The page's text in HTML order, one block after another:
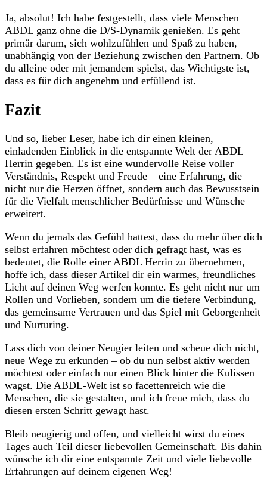
Ja, absolut! Ich habe festgestellt, dass viele Menschen
ABDL ganz ohne die D/S-Dynamik genießen. Es geht
primär darum, sich wohlzufühlen und Spaß zu haben,
unabhängig von der Beziehung zwischen den Partnern. Ob
du alleine oder mit jemandem spielst, das Wichtigste ist,
dass es für dich angenehm und erfüllend ist.
Fazit
Und so, lieber Leser, habe ich dir einen kleinen,
einladenden Einblick in die entspannte Welt der ABDL
Herrin gegeben. Es ist eine wundervolle Reise voller
Verständnis, Respekt und Freude – eine Erfahrung, die
nicht nur die Herzen öffnet, sondern auch das Bewusstsein
für die Vielfalt menschlicher Bedürfnisse und Wünsche
erweitert.
Wenn du jemals das Gefühl hattest, dass du mehr über dich
selbst erfahren möchtest oder dich gefragt hast, was es
bedeutet, die Rolle einer ABDL Herrin zu übernehmen,
hoffe ich, dass dieser Artikel dir ein warmes, freundliches
Licht auf deinen Weg werfen konnte. Es geht nicht nur um
Rollen und Vorlieben, sondern um die tiefere Verbindung,
das gemeinsame Vertrauen und das Spiel mit Geborgenheit
und Nurturing.
Lass dich von deiner Neugier leiten und scheue dich nicht,
neue Wege zu erkunden – ob du nun selbst aktiv werden
möchtest oder einfach nur einen Blick hinter die Kulissen
wagst. Die ABDL-Welt ist so facettenreich wie die
Menschen, die sie gestalten, und ich freue mich, dass du
diesen ersten Schritt gewagt hast.
Bleib neugierig und offen, und vielleicht wirst du eines
Tages auch Teil dieser liebevollen Gemeinschaft. Bis dahin
wünsche ich dir eine entspannte Zeit und viele liebevolle
Erfahrungen auf deinem eigenen Weg!